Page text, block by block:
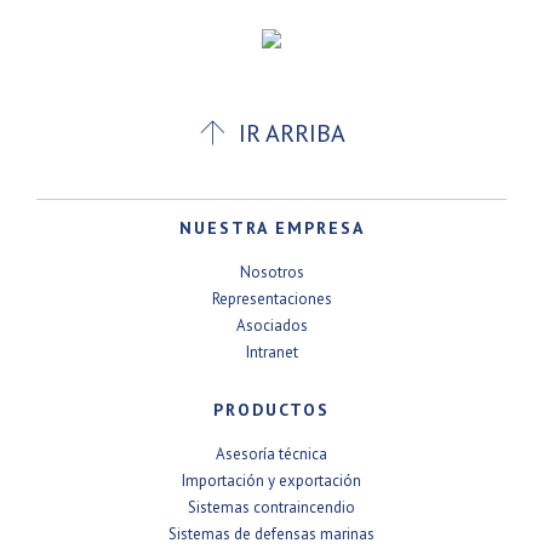
 IR ARRIBA
NUESTRA EMPRESA
Nosotros
Representaciones
Asociados
Intranet
PRODUCTOS
Asesoría técnica
Importación y exportación
Sistemas contraincendio
Sistemas de defensas marinas